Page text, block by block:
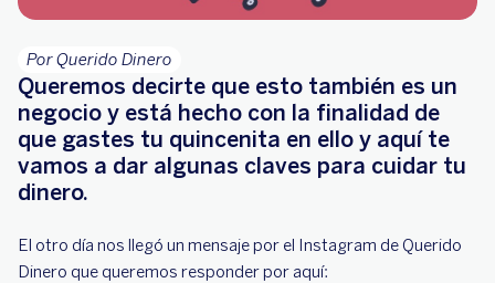
Por Querido Dinero
Queremos decirte que esto también es un
negocio y está hecho con la finalidad de
que gastes tu quincenita en ello y aquí te
vamos a dar algunas claves para cuidar tu
dinero.
El otro día nos llegó un mensaje por el Instagram de Querido
Dinero que queremos responder por aquí: